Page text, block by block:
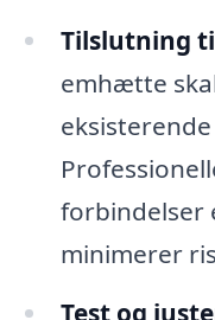
Tilslutning
emhætte
forbindelser
minimerer
Test og